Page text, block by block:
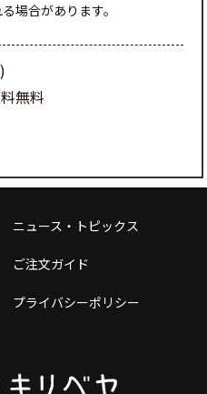
場合があります。
無料
ニュース・トピックス
ご注文ガイド
プライバシーポリシー